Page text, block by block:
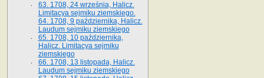
63. 1708, 24 września, Halicz.
Limitacya sejmiku ziemskiego.
64. 1708, 9 października, Halicz.
Laudum sejmiku ziemskiego
65­. 1708, 10 października,
Halicz. Limitacya sejmiku
ziemskiego
66. 1708, 13 listopada, Halicz.
Laudum sejmiku ziemskiego